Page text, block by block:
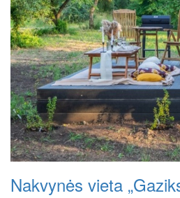
Nakvynės vieta